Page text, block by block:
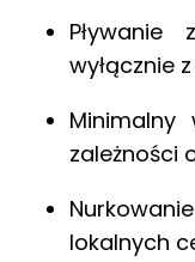
wyłącznie
Minimalny
zależności
lokalnych